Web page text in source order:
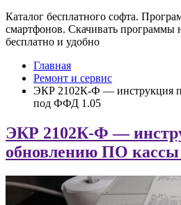
Каталог бесплатного софта.
смартфонов. Скачивать программы
бесплатно и удобно
Главная
Ремонт и сервис
ЭКР 2102К-Ф — инструкция
под ФФД 1.05
ЭКР 2102К-Ф —
обновлению ПО